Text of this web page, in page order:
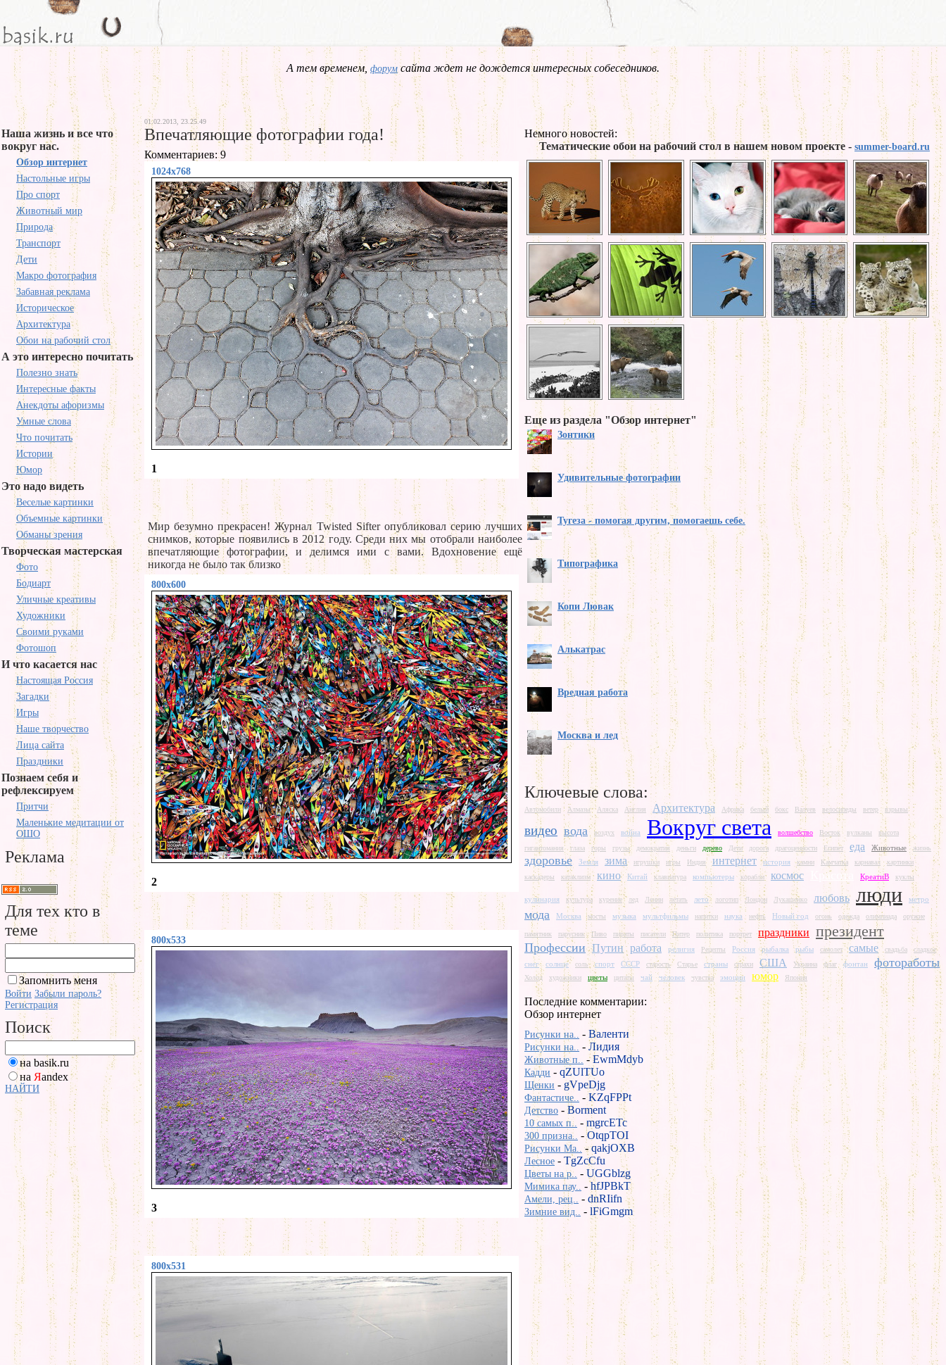
А тем временем, форум сайта ждет не дождется интересных собеседников.
Наша жизнь и все что
вокруг нас.
Обзор интернет
Настольные игры
Про спорт
Животный мир
Природа
Транспорт
Дети
Макро фотография
Забавная реклама
Историческое
Архитектура
Обои на рабочий стол
А это интересно почитать
Полезно знать
Интересные факты
Анекдоты афоризмы
Умные слова
Что почитать
Истории
Юмор
Это надо видеть
Веселые картинки
Объемные картинки
Обманы зрения
Творческая мастерская
Фото
Бодиарт
Уличные креативы
Художники
Своими руками
Фотошоп
И что касается нас
Настоящая Россия
Загадки
Игры
Наше творчество
Лица сайта
Праздники
Познаем себя и
рефлексируем
Притчи
Маленькие медитации от
ОШО
Реклама
Для тех кто в
теме
Запомнить меня
Войти Забыли пароль?
Регистрация
Поиск
на basik.ru
на Яandex
НАЙТИ
01.02.2013, 23.25.49
Впечатляющие фотографии года!
Комментариев: 9
1024x768
1
Мир безумно прекрасен! Журнал Twisted Sifter опубликовал серию лучших
снимков, которые появились в 2012 году. Среди них мы отобрали наиболее
впечатляющие фотографии, и делимся ими с вами. Вдохновение ещё
никогда не было так близко
800x600
2
800x533
3
800x531
Немного новостей:
Тематические обои на рабочий стол в нашем новом проекте - summer-board.ru
Еще из раздела "Обзор интернет"
Зонтики
Удивительные фотографии
Тугеза - помогая другим, помогаешь себе.
Типографика
Копи Лювак
Алькатрас
Вредная работа
Москва и лед
Ключевые слова:
Автомобили Алмазы Аляска Англия Архитектура Африка белый бокс Валуев велосипеды ветер взрывы
видео вода воздух война Вокруг света волшебство Восток вулканы
высота
гигантомания
глаза горы грузы демократия деньги дерево Дети дорога драгоценности Египет еда Животные жизнь
здоровье Земля зима игрушки игры Индия интернет история камни Камчатка карнавал
картинки
каскадеры
катаклизм кино Китай клавиатура компьютеры корабли космос Красота КреатиВ куклы
кулинария культура курение лед Ленин летать лето логотип Лондон Лукашенко любовь люди метро
мода Москва мосты музыка мультфильмы напитки наука нефть Новый год огонь одежда олимпиада оружие
памятник парусник Пиво пираты писатели Питер политика портрет праздники президент
Профессии Путин работа религия Рецепты Россия рыбалка рыбы самолет самые свадьба сладкое
снег солнце соль спорт СССР старость Старье страны страхи США Украина флаг фонтан фотоработы
Холод художники цветы цитаты чай человек чувства эмоции юмор Япония
Последние комментарии:
Обзор интернет
Рисунки на.. - Валенти
Рисунки на.. - Лидия
Животные п.. -EwmMdyb
Кадди - qZUlTUo
Щенки - gVpeDjg
Фантастиче.. -KZqFPPt
Детство -Borment
10 самых п.. - mgrcETc
300 призна.. -OtqpTOI
Рисунки Ma.. -qakjOXB
Лесное - TgZcCfu
Цветы на р.. - UGGblzg
Мимика пау.. -hfJPBkT
Амели, рец.. - dnRIifn
Зимние вид.. - lFiGmgm